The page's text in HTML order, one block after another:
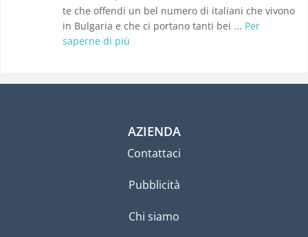
te che offendi un bel numero di italiani che vivono
in Bulgaria e che ci portano tanti bei ... Per
saperne di più
AZIENDA
Contattaci
Pubblicità
Chi siamo